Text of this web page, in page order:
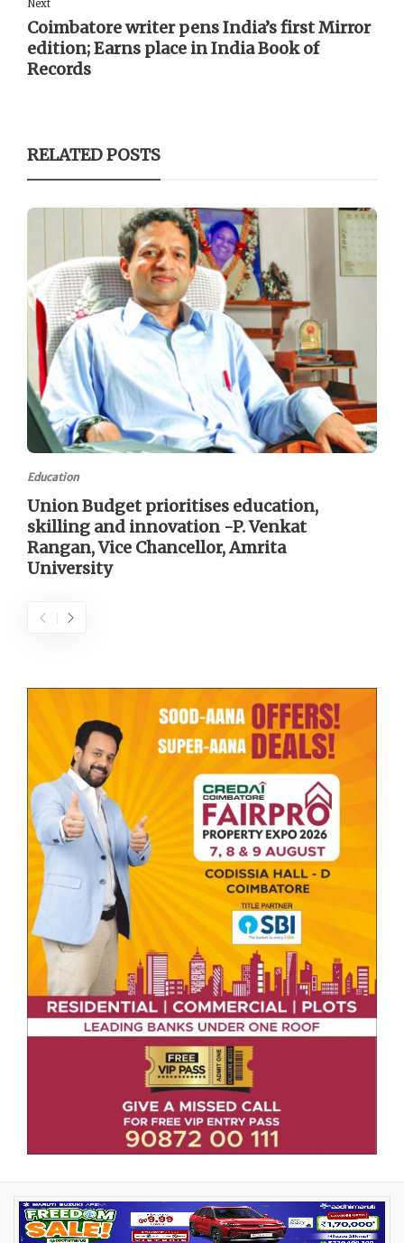
Coimbatore writer pens India’s first Mirror
edition; Earns place in India Book of
Records
RELATED POSTS
Education
Union Budget prioritises education,
skilling and innovation -P. Venkat
Rangan, Vice Chancellor, Amrita
University